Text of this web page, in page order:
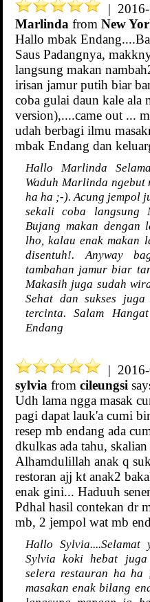
|
Marlinda from New
Hallo mbak
Saus Padangnya,
langsung makan
irisan jamur putih biar
coba gulai daun kale ala
version),....came out ...
udah berbagi ilmu
mbak Endang dan
Hallo Marlinda
Waduh Marlinda
ha ha ;-). Acung jempol
sekali coba langsung
Bujang makan
lho, kalau enak makan
disentuh!. Anyway
tambahan jamur biar
Makasih juga sudah
Sehat dan sukses
tercinta. Salam
Endang
|
sylvia from cileungsi
Udh lama ngga masak
pagi dapat lauk'a cumi
resep mb endang ada
dkulkas ada tahu,
Alhamdulillah anak q
restoran ajj kt anak2
enak gini... Haduuh
Pdhal hasil contekan dr
mb, 2 jempol wat mb
Hallo
Sylvia koki hebat
selera restauran ha
masakan enak bilang